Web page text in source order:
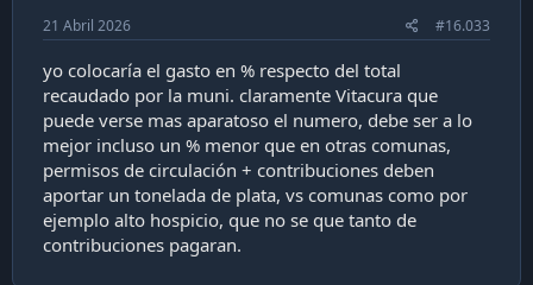
21 Abril 2026 #16.033
yo colocaría el gasto en % respecto del total
recaudado por la muni. claramente Vitacura que
puede verse mas aparatoso el numero, debe ser a lo
mejor incluso un % menor que en otras comunas,
permisos de circulación + contribuciones deben
aportar un tonelada de plata, vs comunas como por
ejemplo alto hospicio, que no se que tanto de
contribuciones pagaran.